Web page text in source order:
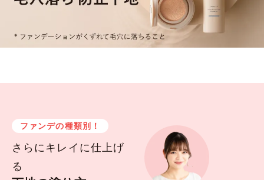
ファンデの種類別！
さらにキレイに仕上げ
る